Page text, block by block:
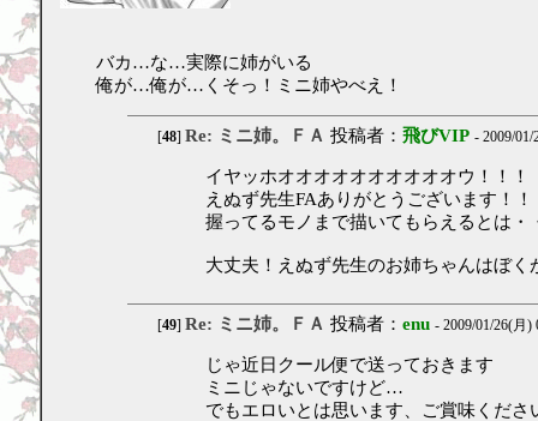
バカ…な…実際に姉がいる
俺が…俺が…くそっ！ミニ姉やべえ！
[48] Re: ミニ姉。ＦＡ 投稿者： 飛びVIP - 2009/01/
イヤッホオオオオオオオオオオウ！！！
えぬず先生FAありがとうございます！！
握ってるモノまで描いてもらえるとは・
大丈夫！えぬず先生のお姉ちゃんはぼく
[49] Re: ミニ姉。ＦＡ 投稿者： enu - 2009/01/26(月)
じゃ近日クール便で送っておきます
ミニじゃないですけど…
でもエロいとは思います、ご賞味くださ